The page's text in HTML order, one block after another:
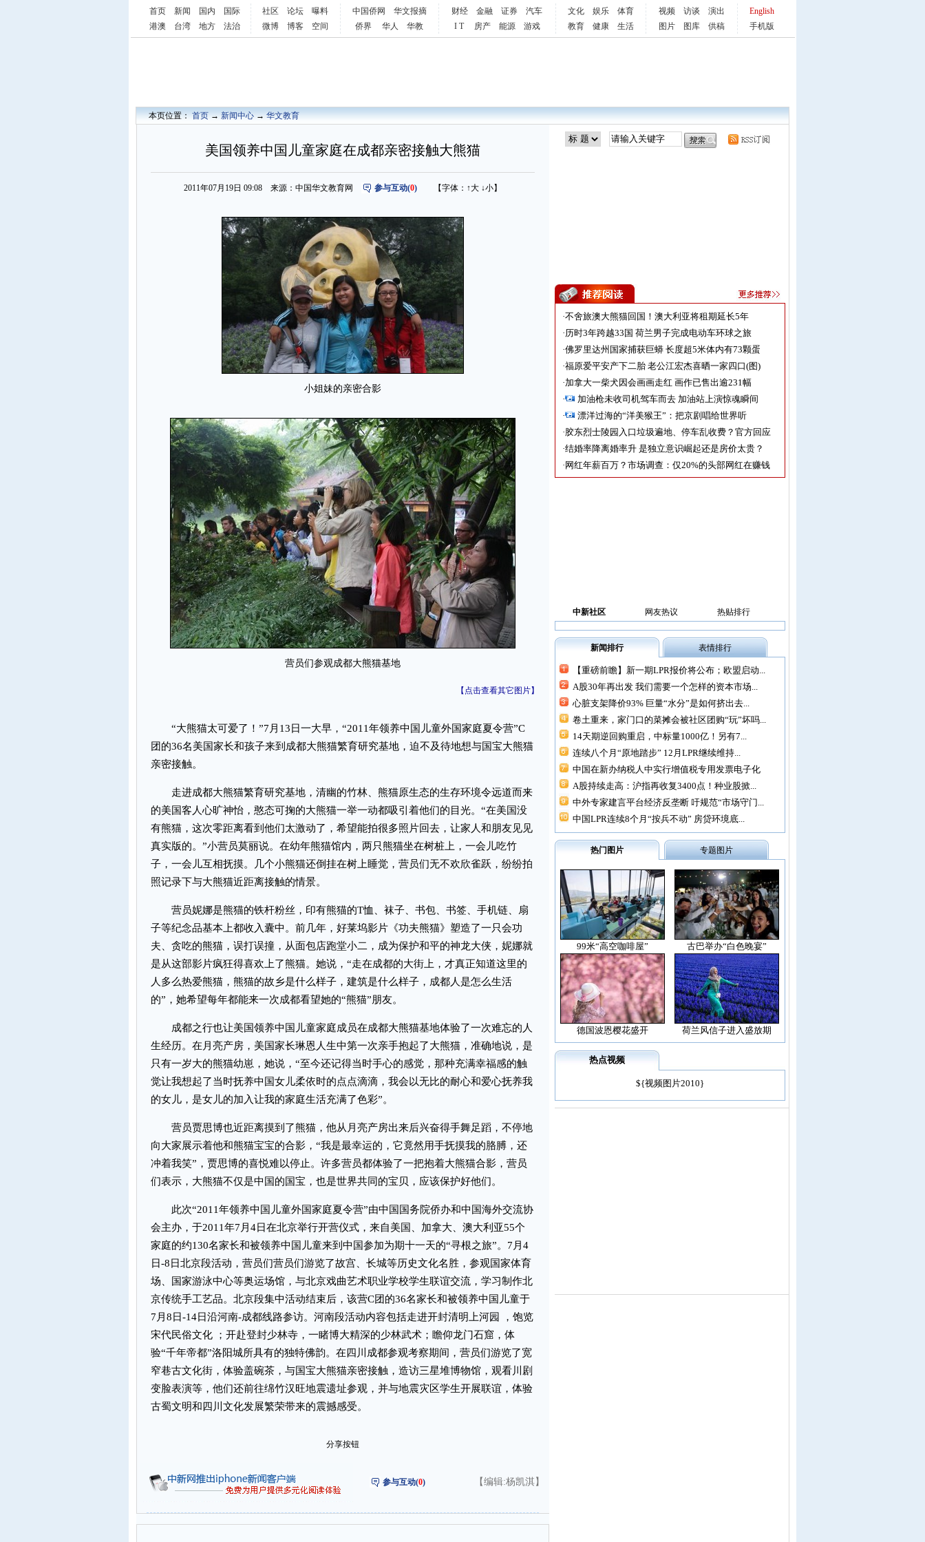
首页 新闻 国内
国际
港澳
台湾 地方 法治
社区 论坛
曝料
微博
博客 空间
中国侨网
华文报摘
侨界
华人 华教
财经 金融 证券
汽车
I T
房产 能源 游戏
文化 娱乐
体育
教育
健康 生活
视频 访谈
演出
图片
图库 供稿
English
手机版
本页位置：首页→新闻中心→华文教育
美国领养中国儿童家庭在成都亲密接触大熊猫
2011年07月19日 09:08 来源：中国华文教育网 参与互动(0) 【字体： ↑大 ↓小】
小姐妹的亲密合影
营员们参观成都大熊猫基地
【点击查看其它图片】
“大熊猫太可爱了！”7月13日一大早，“2011年领养中国儿童外国家庭夏令营”C
团的36名美国家长和孩子来到成都大熊猫繁育研究基地，迫不及待地想与国宝大熊猫
亲密接触。
走进成都大熊猫繁育研究基地，清幽的竹林、熊猫原生态的生存环境令远道而来
的美国客人心旷神怡，憨态可掬的大熊猫一举一动都吸引着他们的目光。“在美国没
有熊猫，这次零距离看到他们太激动了，希望能拍很多照片回去，让家人和朋友见见
真实版的。”小营员莫丽说。在幼年熊猫馆内，两只熊猫坐在树桩上，一会儿吃竹
子，一会儿互相抚摸。几个小熊猫还倒挂在树上睡觉，营员们无不欢欣雀跃，纷纷拍
照记录下与大熊猫近距离接触的情景。
营员妮娜是熊猫的铁杆粉丝，印有熊猫的T恤、袜子、书包、书签、手机链、扇
子等纪念品基本上都收入囊中。前几年，好莱坞影片《功夫熊猫》塑造了一只会功
夫、贪吃的熊猫，误打误撞，从面包店跑堂小二，成为保护和平的神龙大侠，妮娜就
是从这部影片疯狂得喜欢上了熊猫。她说，“走在成都的大街上，才真正知道这里的
人多么热爱熊猫，熊猫的故乡是什么样子，建筑是什么样子，成都人是怎么生活
的”，她希望每年都能来一次成都看望她的“熊猫”朋友。
成都之行也让美国领养中国儿童家庭成员在成都大熊猫基地体验了一次难忘的人
生经历。在月亮产房，美国家长琳恩人生中第一次亲手抱起了大熊猫，准确地说，是
只有一岁大的熊猫幼崽，她说，“至今还记得当时手心的感觉，那种充满幸福感的触
觉让我想起了当时抚养中国女儿柔依时的点点滴滴，我会以无比的耐心和爱心抚养我
的女儿，是女儿的加入让我的家庭生活充满了色彩”。
营员贾思博也近距离摸到了熊猫，他从月亮产房出来后兴奋得手舞足蹈，不停地
向大家展示着他和熊猫宝宝的合影，“我是最幸运的，它竟然用手抚摸我的胳膊，还
冲着我笑”，贾思博的喜悦难以停止。许多营员都体验了一把抱着大熊猫合影，营员
们表示，大熊猫不仅是中国的国宝，也是世界共同的宝贝，应该保护好他们。
此次“2011年领养中国儿童外国家庭夏令营”由中国国务院侨办和中国海外交流协
会主办，于2011年7月4日在北京举行开营仪式，来自美国、加拿大、澳大利亚55个
家庭的约130名家长和被领养中国儿童来到中国参加为期十一天的“寻根之旅”。7月4
日-8日北京段活动，营员们营员们游览了故宫、长城等历史文化名胜，参观国家体育
场、国家游泳中心等奥运场馆，与北京戏曲艺术职业学校学生联谊交流，学习制作北
京传统手工艺品。北京段集中活动结束后，该营C团的36名家长和被领养中国儿童于
7月8日-14日沿河南-成都线路参访。河南段活动内容包括走进开封清明上河园 ，饱览
宋代民俗文化 ；开赴登封少林寺，一睹博大精深的少林武术；瞻仰龙门石窟，体
验“千年帝都”洛阳城所具有的独特佛韵。在四川成都参观考察期间，营员们游览了宽
窄巷古文化街，体验盖碗茶，与国宝大熊猫亲密接触，造访三星堆博物馆，观看川剧
变脸表演等，他们还前往绵竹汉旺地震遗址参观，并与地震灾区学生开展联谊，体验
古蜀文明和四川文化发展繁荣带来的震撼感受。
分享按钮
参与互动(0) 【编辑:杨凯淇】
·不舍旅澳大熊猫回国！澳大利亚将租期延长5年
·历时3年跨越33国 荷兰男子完成电动车环球之旅
·佛罗里达州国家捕获巨蟒 长度超5米体内有73颗蛋
·福原爱平安产下二胎 老公江宏杰喜晒一家四口(图)
·加拿大一柴犬因会画画走红 画作已售出逾231幅
·
加油枪未收司机驾车而去 加油站上演惊魂瞬间
·
漂洋过海的“洋美猴王”：把京剧唱给世界听
·胶东烈士陵园入口垃圾遍地、停车乱收费？官方回应
·结婚率降离婚率升 是独立意识崛起还是房价太贵？
· 网红年薪百万？市场调查：仅20%的头部网红在赚钱
中新社区 网友热议 热贴排行
新闻排行 表情排行
【重磅前瞻】新一期LPR报价将公布；欧盟启动...
A股30年再出发 我们需要一个怎样的资本市场...
心脏支架降价93% 巨量“水分”是如何挤出去...
卷土重来，家门口的菜摊会被社区团购“玩”坏吗...
14天期逆回购重启，中标量1000亿！另有7...
连续八个月“原地踏步” 12月LPR继续维持...
中国在新办纳税人中实行增值税专用发票电子化
A股持续走高：沪指再收复3400点！种业股掀...
中外专家建言平台经济反垄断 吁规范“市场守门...
中国LPR连续8个月“按兵不动” 房贷环境底...
热门图片 专题图片
99米“高空咖啡屋” 古巴举办“白色晚宴”
德国波恩樱花盛开 荷兰风信子进入盛放期
热点视频
${视频图片2010}